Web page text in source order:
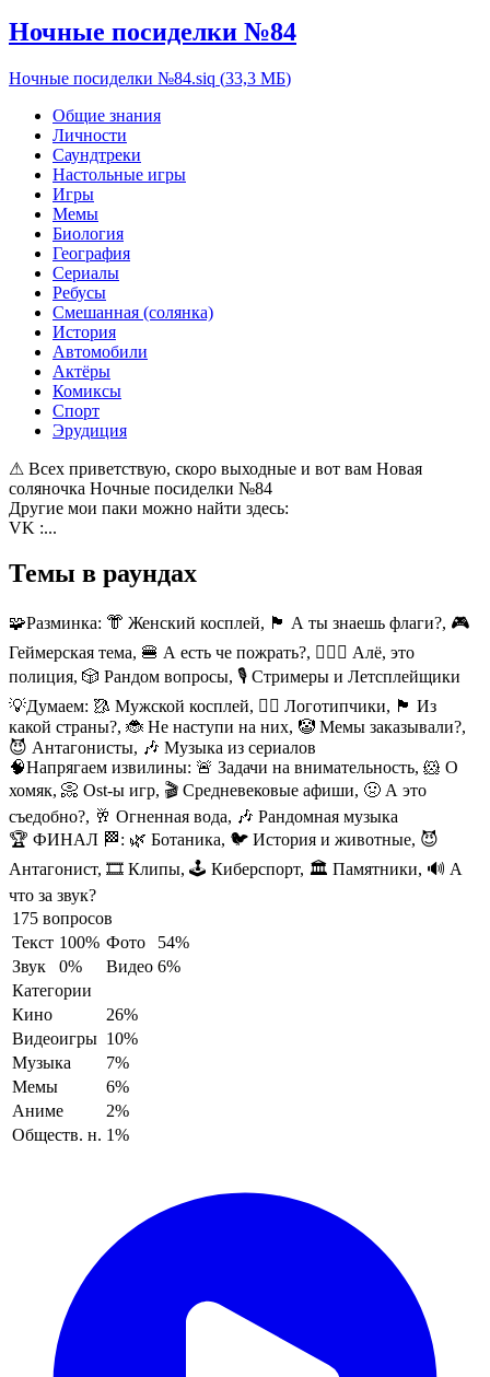
Ночные посиделки №84
Ночные посиделки №84.siq (33,3 МБ)
Общие знания
Личности
Саундтреки
Настольные игры
Игры
Мемы
Биология
География
Сериалы
Ребусы
Смешанная (солянка)
История
Автомобили
Актёры
Комиксы
Спорт
Эрудиция
⚠ Всех приветствую, скоро выходные и вот вам Новая
соляночка Ночные посиделки №84
Другие мои паки можно найти здесь:
VK :...
Темы в раундах
🧩Разминка: 👘 Женский косплей, 🏴 А ты знаешь флаги?, 🎮
Геймерская тема, 🍔 А есть че пожрать?, 👮🏻‍♂️ Алё, это
полиция, 🎲 Рандом вопросы, 🎙️ Стримеры и Летсплейщики
💡Думаем: 🥻 Мужской косплей, 🐦‍🔥 Логотипчики, 🏴 Из
какой страны?, 🐞 Не наступи на них, 🤡 Мемы заказывали?,
😈 Антагонисты, 🎶 Музыка из сериалов
🧠Напрягаем извилины: 🚨 Задачи на внимательность, 🐹 О
хомяк, 📀 Ost-ы игр, 🎬 Средневековые афиши, 🤢 А это
съедобно?, 🥂 Огненная вода, 🎶 Рандомная музыка
🏆 ФИНАЛ 🏁: 🌿 Ботаника, 🐦‍ История и животные, 😈
Антагонист, 🎞️ Клипы, 🕹️ Киберспорт, 🏛️ Памятники, 🔊 А
что за звук?
175 вопросов
Текст 100% Фото
54%
Звук
0% Видео 6%
Категории
Кино
26%
Видеоигры 10%
Музыка
7%
Мемы
6%
Аниме
2%
Обществ. н. 1%